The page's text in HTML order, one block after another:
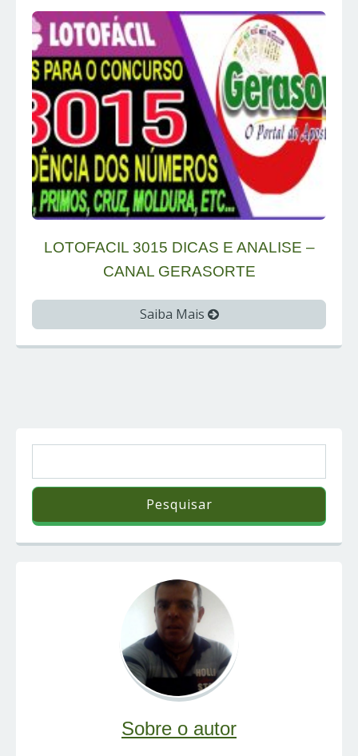
LOTOFACIL 3015 DICAS E ANALISE –
CANAL GERASORTE
Saiba Mais
Sobre o autor